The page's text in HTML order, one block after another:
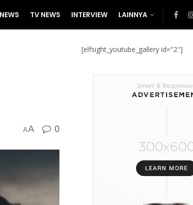
TV NEWS INTERVIEW LAINNYA
AA 0
[elfsight_youtube_gallery id="2"]